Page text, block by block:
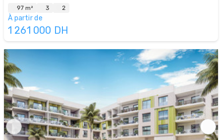
97 m² 3 2
À partir de
1 261 000 DH